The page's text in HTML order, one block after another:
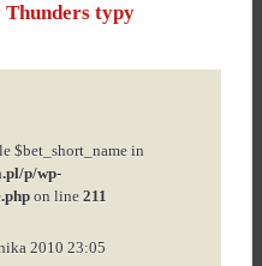
typy
$bet_short_name in
p/wp-
on line 211
2010 23:05